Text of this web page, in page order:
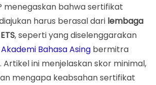
untuk Beasiswa LPDP 2025
TOEFL ITP Resmi Anda untuk LPDP
menegaskan bahwa sertifikat
harus berasal dari lembaga
, seperti yang diselenggarakan
Akademi Bahasa Asing bermitra
Artikel ini menjelaskan skor minimal,
mengapa keabsahan sertifikat